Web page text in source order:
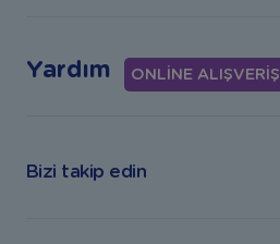
Yardım ONLİNE ALIŞVERİŞ
Bizi takip edin